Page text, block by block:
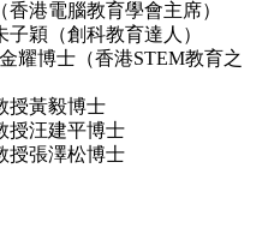
港電腦教育學會主席）
穎（創科教育達人）
耀博士（香港STEM教育之
授黃毅博士
授汪建平博士
授張澤松博士